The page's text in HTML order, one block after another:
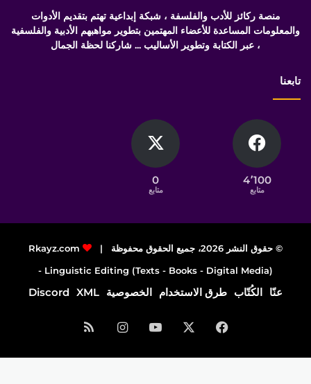
منصة ركائز للأدب والفلسفة ، شبكة إبداعية تهتم بتقديم الأدوات
والمعلومات المساعدة للأعضاء المهتمين بتطوير مواهبهم الأدبية والفلسفية
، عبر الكتابة وتطوير الأساليب ... شاركنا لحظة الجمال
تابعنا
4٬100
متابع
0
متابع
© حقوق النشر 2026، جميع الحقوق محفوظة |
Rkayz.com
Linguistic Editing (Texts - Books - Digital Media) -
عنّا الكُتّاب طرق الاستخدام الخصوصية XML
Discord
فيسبوك ‫YouTubeانستقرامملخص
الموقع